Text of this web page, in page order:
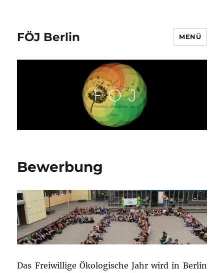
FÖJ Berlin MENÜ
Bewerbung
Das Freiwillige Ökologische Jahr wird in Berlin